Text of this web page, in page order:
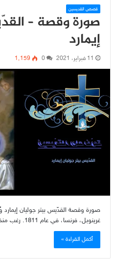
قصص القديسين
صورة وقصة –
إيمارد
11 فبراير، 2021 0 1٬159
صورة وقصة القدّيس بيتر جوليان إيمارد
غرينوبل، فرنسا، في عام 1811. رغب منذ صغره…
أكمل القراءة »